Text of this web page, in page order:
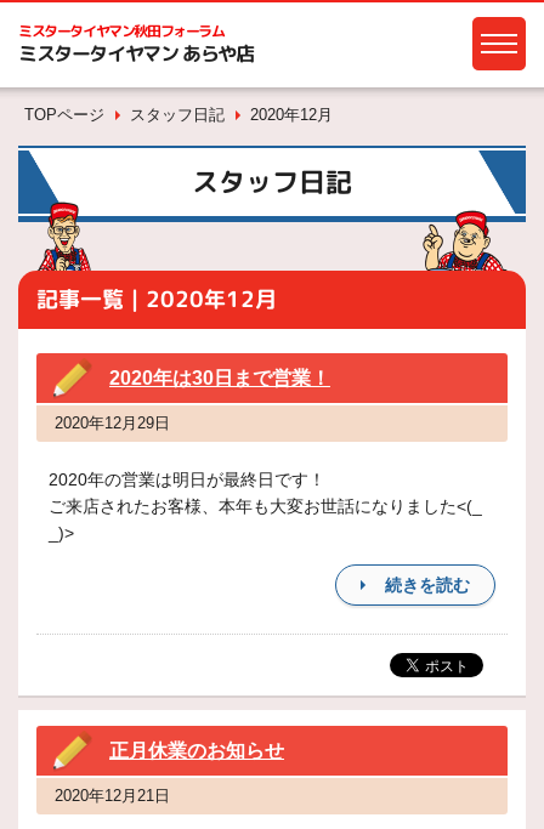
ミスタータイヤマン秋田フォーラム
ミスタータイヤマン あらや店
TOPページ スタッフ日記 2020年12月
スタッフ日記
記事一覧｜2020年12月
2020年は30日まで営業！
2020年12月29日
2020年の営業は明日が最終日です！
ご来店されたお客様、本年も大変お世話になりました<(_
_)>
続きを読む
正月休業のお知らせ
2020年12月21日